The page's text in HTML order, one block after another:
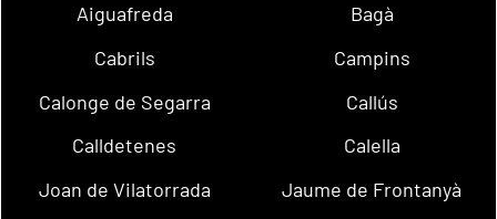
Aiguafreda
Bagà
Cabrils
Campins
Calonge de Segarra
Callús
Calldetenes
Calella
Joan de Vilatorrada
Jaume de Frontanyà